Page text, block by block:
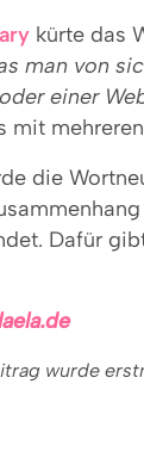
kürte das
man von
einer
mit
die
Dafür
wurde